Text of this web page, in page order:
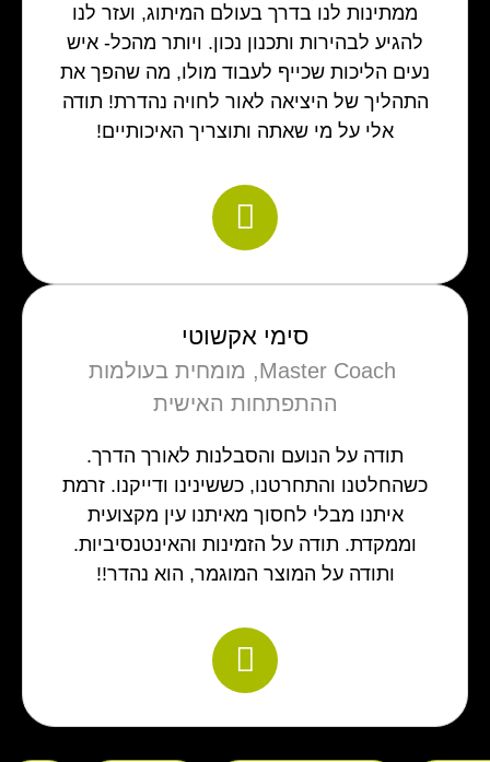
ממתינות לנו בדרך בעולם המיתוג, ועזר לנו
להגיע לבהירות ותכנון נכון. ויותר מהכל- איש
נעים הליכות שכייף לעבוד מולו, מה שהפך את
התהליך של היציאה לאור לחויה נהדרת! תודה
אלי על מי שאתה ותוצריך האיכותיים!
סימי אקשוטי
‬ההתפתחות‭ ‬האישית
תודה על הנועם והסבלנות לאורך הדרך.
כשהחלטנו והתחרטנו, כששינינו ודייקנו. זרמת
איתנו מבלי לחסוך מאיתנו עין מקצועית
וממקדת. תודה על הזמינות והאינטנסיביות.
ותודה על המוצר המוגמר, הוא נהדר!!